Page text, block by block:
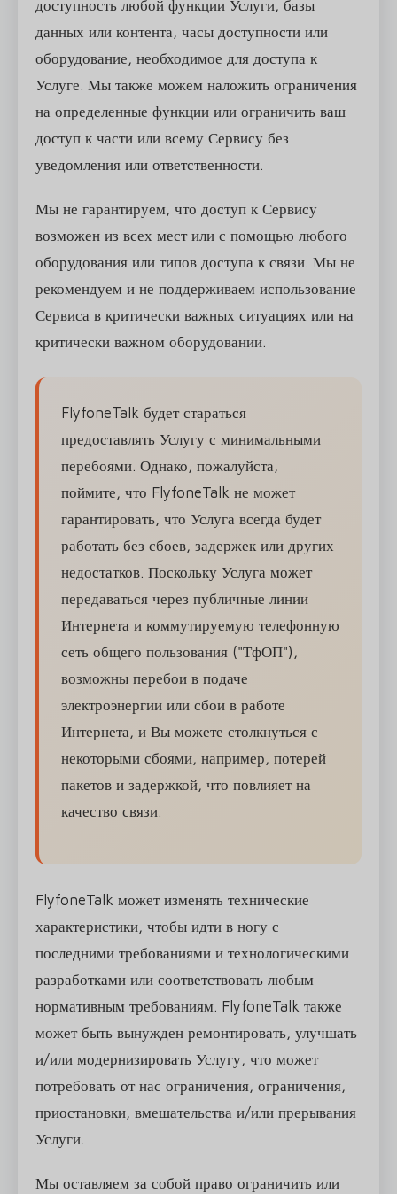
доступность любой функции Услуги, базы
данных или контента, часы доступности или
оборудование, необходимое для доступа к
Услуге. Мы также можем наложить ограничения
на определенные функции или ограничить ваш
доступ к части или всему Сервису без
уведомления или ответственности.
Мы не гарантируем, что доступ к Сервису
возможен из всех мест или с помощью любого
оборудования или типов доступа к связи. Мы не
рекомендуем и не поддерживаем использование
Сервиса в критически важных ситуациях или на
критически важном оборудовании.
FlyfoneTalk будет стараться
предоставлять Услугу с минимальными
перебоями. Однако, пожалуйста,
поймите, что FlyfoneTalk не может
гарантировать, что Услуга всегда будет
работать без сбоев, задержек или других
недостатков. Поскольку Услуга может
передаваться через публичные линии
Интернета и коммутируемую телефонную
сеть общего пользования ("ТфОП"),
возможны перебои в подаче
электроэнергии или сбои в работе
Интернета, и Вы можете столкнуться с
некоторыми сбоями, например, потерей
пакетов и задержкой, что повлияет на
качество связи.
FlyfoneTalk может изменять технические
характеристики, чтобы идти в ногу с
последними требованиями и технологическими
разработками или соответствовать любым
нормативным требованиям. FlyfoneTalk также
может быть вынужден ремонтировать, улучшать
и/или модернизировать Услугу, что может
потребовать от нас ограничения, ограничения,
приостановки, вмешательства и/или прерывания
Услуги.
Мы оставляем за собой право ограничить или